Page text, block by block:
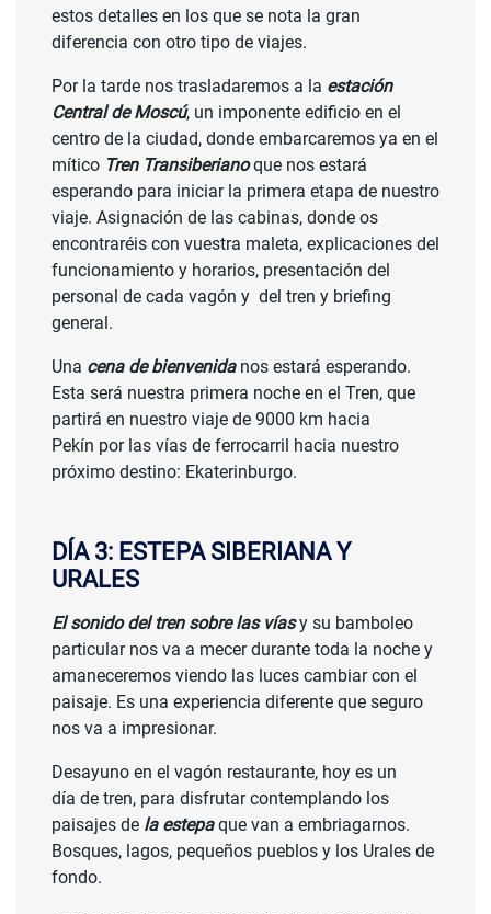
estos detalles en los que se nota la gran
diferencia con otro tipo de viajes.
Por la tarde nos trasladaremos a la estación
Central de Moscú, un imponente edificio en el
centro de la ciudad, donde embarcaremos ya en el
mítico Tren Transiberianoque nos estará
esperando para iniciar la primera etapa de nuestro
viaje. Asignación de las cabinas, donde os
encontraréis con vuestra maleta, explicaciones del
funcionamiento y horarios, presentación del
personal de cada vagón y del tren y briefing
general.
Una cena de bienvenidanos estará esperando.
Esta será nuestra primera noche en el Tren, que
partirá en nuestro viaje de 9000 km hacia
Pekín por las vías de ferrocarril hacia nuestro
próximo destino: Ekaterinburgo.
DÍA 3: ESTEPA SIBERIANA Y
URALES
El sonido del tren sobre las víasy su bamboleo
particular nos va a mecer durante toda la noche y
amaneceremos viendo las luces cambiar con el
paisaje. Es una experiencia diferente que seguro
nos va a impresionar.
Desayuno en el vagón restaurante, hoy es un
día de tren, para disfrutar contemplando los
paisajes de la estepaque van a embriagarnos.
Bosques, lagos, pequeños pueblos y los Urales de
fondo.